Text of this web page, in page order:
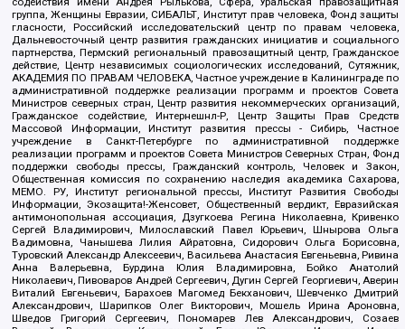
группа, Женщины Евразии, СИБАЛЬТ, Институт прав человека, Фонд защиты
гласности, Российский исследовательский центр по правам человека,
Дальневосточный центр развития гражданских инициатив и социального
партнерства, Пермский региональный правозащитный центр, Гражданское
действие, Центр независимых социологических исследований, Сутяжник,
АКАДЕМИЯ ПО ПРАВАМ ЧЕЛОВЕКА, Частное учреждение в Калининграде по
административной поддержке реализации программ и проектов Совета
Министров северных стран, Центр развития некоммерческих организаций,
Гражданское содействие, Интернешнл-Р, Центр Защиты Прав Средств
Массовой Информации, Институт развития прессы - Сибирь, Частное
учреждение в Санкт-Петербурге по административной поддержке
реализации программ и проектов Совета Министров Северных Стран, Фонд
поддержки свободы прессы, Гражданский контроль, Человек и Закон,
Общественная комиссия по сохранению наследия академика Сахарова,
МЕМО. РУ, Институт региональной прессы, Институт Развития Свободы
Информации, Экозащита!-Женсовет, Общественный вердикт, Евразийская
антимонопольная ассоциация, Дзугкоева Регина Николаевна, Кривенко
Сергей Владимирович, Милославский Павел Юрьевич, Шнырова Ольга
Вадимовна, Чанышева Лилия Айратовна, Сидорович Ольга Борисовна,
Туровский Александр Алексеевич, Васильева Анастасия Евгеньевна, Ривина
Анна Валерьевна, Бурдина Юлия Владимировна, Бойко Анатолий
Николаевич, Пивоваров Андрей Сергеевич, Дугин Сергей Георгиевич, Аверин
Виталий Евгеньевич, Барахоев Магомед Бекханович, Шевченко Дмитрий
Александрович, Шарипков Олег Викторович, Мошель Ирина Ароновна,
Шведов Григорий Сергеевич, Пономарев Лев Александрович, Созаев